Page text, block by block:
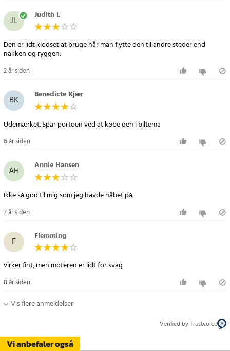
Article number:62402
Vi anbefaler også
JL Judith L
Den er lidt klodset at bruge når man flytte den til andre steder end
2 år siden
BK Benedicte Kjær
Udemærket. Spar portoen ved at købe den i biltema
6 år siden
AH Annie Hansen
Ikke så god til mig som jeg havde håbet på.
7 år siden
F Flemming
virker fint, men moteren er lidt for svag
8 år siden
Vis flere anmeldelser
Verified by Trustvoice